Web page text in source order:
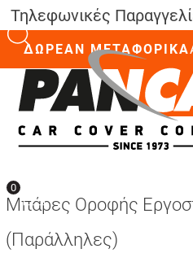
Τηλεφωνικές
ΔΩΡΕΑΝ ΜΕΤΑΦΟΡΙΚΑ
0
Μπάρες Οροφής
(Παράλληλες)